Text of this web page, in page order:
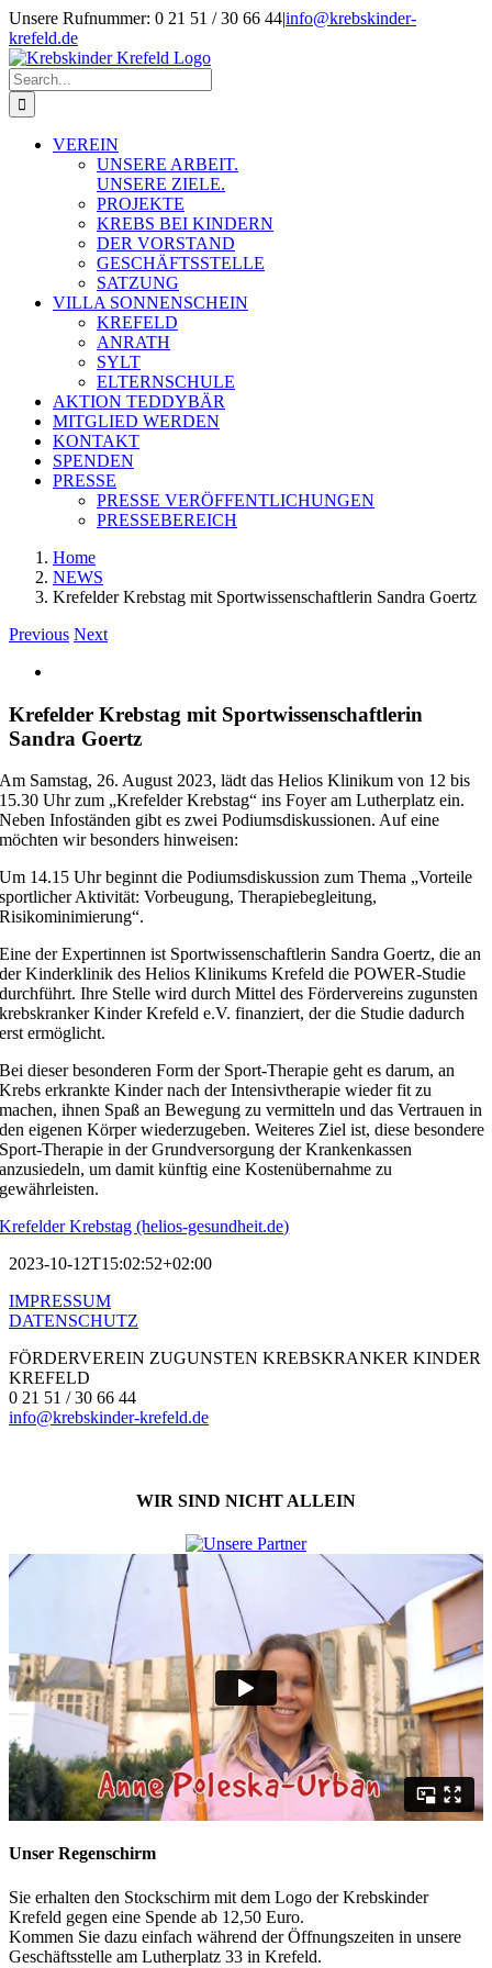
Skip
to
content
Unsere Rufnummer: 0 21 51 / 30 66 44|info@krebskinder-
krefeld.de
Facebook
Instagram
Search
for:
VEREIN
UNSERE ARBEIT.
UNSERE ZIELE.
PROJEKTE
KREBS BEI KINDERN
DER VORSTAND
GESCHÄFTSSTELLE
SATZUNG
VILLA SONNENSCHEIN
KREFELD
ANRATH
SYLT
ELTERNSCHULE
AKTION TEDDYBÄR
MITGLIED WERDEN
KONTAKT
SPENDEN
PRESSE
PRESSE VERÖFFENTLICHUNGEN
PRESSEBEREICH
Home
NEWS
Krefelder Krebstag mit Sportwissenschaftlerin Sandra Goertz
Previous Next
Image
Krefelder Krebstag mit Sportwissenschaftlerin
Sandra Goertz
Am Samstag, 26. August 2023, lädt das Helios Klinikum von 12 bis
15.30 Uhr zum „Krefelder Krebstag“ ins Foyer am Lutherplatz ein.
Neben Infoständen gibt es zwei Podiumsdiskussionen. Auf eine
möchten wir besonders hinweisen:
Um 14.15 Uhr beginnt die Podiumsdiskussion zum Thema „Vorteile
sportlicher Aktivität: Vorbeugung, Therapiebegleitung,
Risikominimierung“.
Eine der Expertinnen ist Sportwissenschaftlerin Sandra Goertz, die an
der Kinderklinik des Helios Klinikums Krefeld die POWER-Studie
durchführt. Ihre Stelle wird durch Mittel des Fördervereins zugunsten
krebskranker Kinder Krefeld e.V. finanziert, der die Studie dadurch
erst ermöglicht.
Bei dieser besonderen Form der Sport-Therapie geht es darum, an
Krebs erkrankte Kinder nach der Intensivtherapie wieder fit zu
machen, ihnen Spaß an Bewegung zu vermitteln und das Vertrauen in
den eigenen Körper wiederzugeben. Weiteres Ziel ist, diese besondere
Sport-Therapie in der Grundversorgung der Krankenkassen
anzusiedeln, um damit künftig eine Kostenübernahme zu
gewährleisten.
Krefelder Krebstag (helios-gesundheit.de)
2023-10-12T15:02:52+02:00
IMPRESSUM
DATENSCHUTZ
FÖRDERVEREIN ZUGUNSTEN KREBSKRANKER KINDER
KREFELD
0 21 51 / 30 66 44
info@krebskinder-krefeld.de
WIR SIND NICHT ALLEIN
Unser Regenschirm
Sie erhalten den Stockschirm mit dem Logo der Krebskinder
Krefeld gegen eine Spende ab 12,50 Euro.
Kommen Sie dazu einfach während der Öffnungszeiten in unsere
Geschäftsstelle am Lutherplatz 33 in Krefeld.